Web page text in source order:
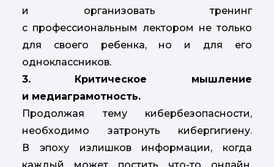
и организовать тренинг
с профессиональным лектором не только
для своего ребенка, но и для его
одноклассников.
3.
Критическое мышление
и медиаграмотность.
Продолжая тему кибербезопасности,
необходимо затронуть кибергигиену.
В эпоху излишков информации, когда
каждый может постить что-то онлайн,